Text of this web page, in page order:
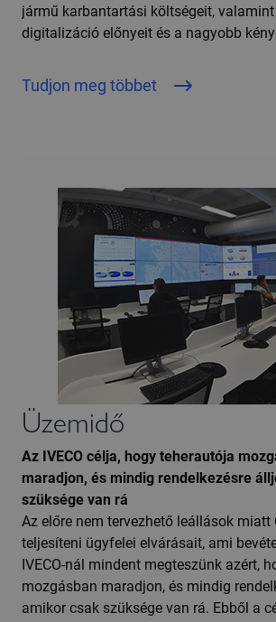
jármű karbantartási költségeit,
digitalizáció előnyeit és a nagyobb
Tudjon meg többet
Üzemidő
Az IVECO célja, hogy teherautója
maradjon, és mindig rendelkezésre
szüksége van rá
Az előre nem tervezhető leállások miatt
teljesíteni ügyfelei elvárásait, ami
IVECO-nál mindent megteszünk azért,
mozgásban maradjon, és mindig
amikor csak szüksége van rá. Ebből a